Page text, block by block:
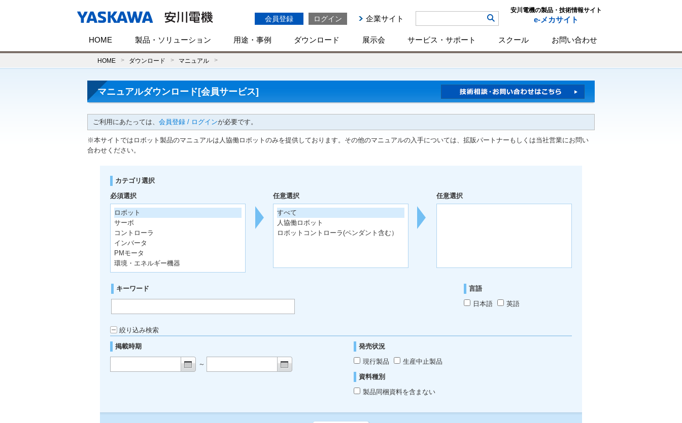
会員登録 ログイン 企業サイト
安川電機の製品・技術情報サイト
e-メカサイト
HOME 製品・ソリューション 用途・事例 ダウンロード 展示会 サービス・サポート スクール お問い合わせ
HOME ダウンロード マニュアル
マニュアルダウンロード[会員サービス]
ご利用にあたっては、 会員登録 / ログインが必要です。
※本サイトではロボット製品のマニュアルは人協働ロボットのみを提供しております。その他のマニュアルの入手については、拡販パートナーもしくは当社営業にお問い
合わせください。
カテゴリ選択
必須選択
ロボット
サーボ
コントローラ
インバータ
PMモータ
環境・エネルギー機器
任意選択
すべて
人協働ロボット
ロボットコントローラ(ペンダント含む）
任意選択
キーワード
言語
日本語
英語
絞り込み検索
掲載時期
～
発売状況
現行製品
生産中止製品
資料種別
製品同梱資料を含まない